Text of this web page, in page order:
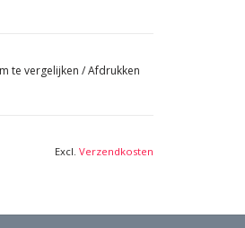
te vergelijken /Afdrukken
Excl. Verzendkosten